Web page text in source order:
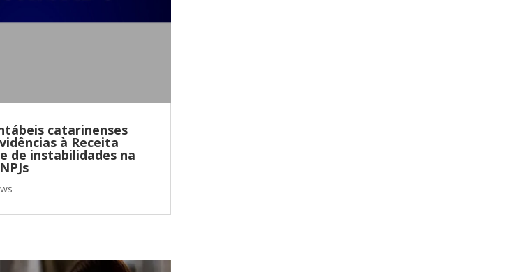
catarinenses
à Receita
de instabilidades na